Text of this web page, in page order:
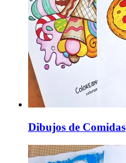
Dibujos de Comidas